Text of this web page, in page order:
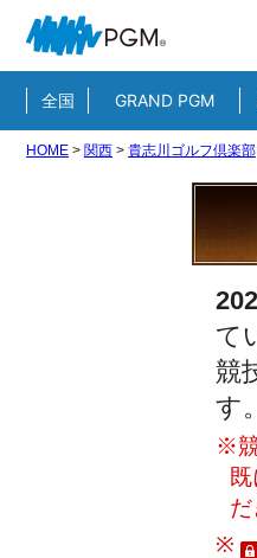
全国 GRAND PGM
HOME > 関西 > 貴志川ゴルフ倶楽部
て
競
す。
※
だ
※